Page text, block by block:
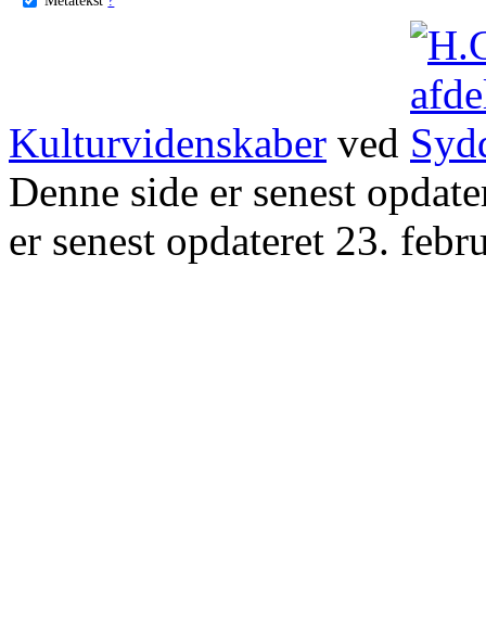
Kulturvidenskaber ved
Denne side er senest
er senest opdateret 23.